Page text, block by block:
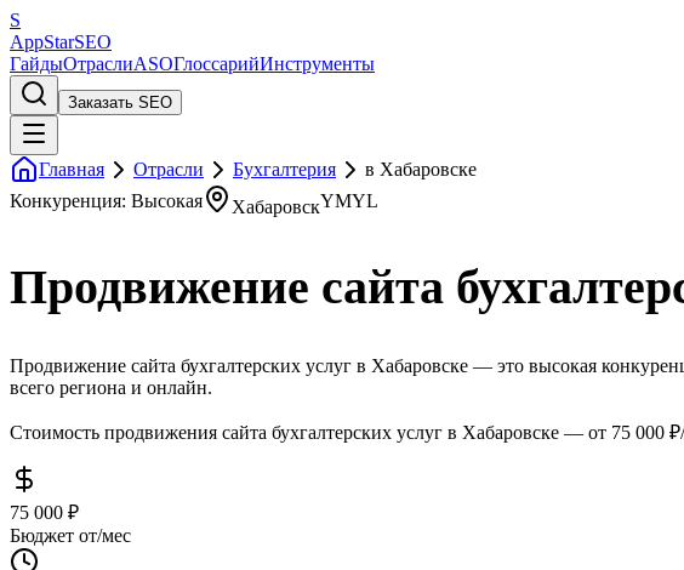
S
AppStarSEO
ГайдыОтраслиASOГлоссарийИнструменты
Заказать SEO
Главная Отрасли Бухгалтерия
в Хабаровске
Конкуренция: Высокая
ХабаровскYMYL
Продвижение сайта
Продвижение сайта бухгалтерских услуг в Хабаровске — это высокая
всего региона и онлайн.
Стоимость продвижения сайта бухгалтерских услуг в Хабаровске — от 75
75 000 ₽
Бюджет от/мес